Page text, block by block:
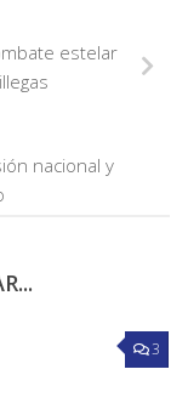
estelar
nacional y
3